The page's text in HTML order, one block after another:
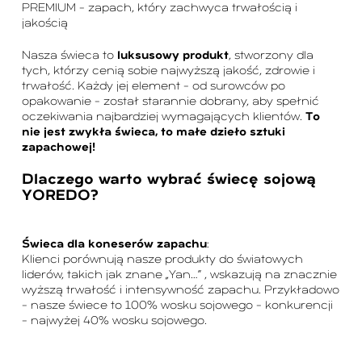
PREMIUM – zapach, który zachwyca trwałością i
jakością
Nasza świeca toluksusowy produkt, stworzony dla
tych, którzy cenią sobie najwyższą jakość, zdrowie i
trwałość. Każdy jej element – od surowców po
opakowanie – został starannie dobrany, aby spełnić
oczekiwania najbardziej wymagających klientów. To
nie jest zwykła świeca, to małe dzieło sztuki
zapachowej!
Dlaczego warto wybrać świecę sojową
YOREDO?
Świeca dla koneserów zapachu:
Klienci porównują nasze produkty do światowych
liderów, takich jak znane „Yan…” , wskazują na znacznie
wyższą trwałość i intensywność zapachu. Przykładowo
– nasze świece to 100% wosku sojowego – konkurencji
– najwyżej 40% wosku sojowego.